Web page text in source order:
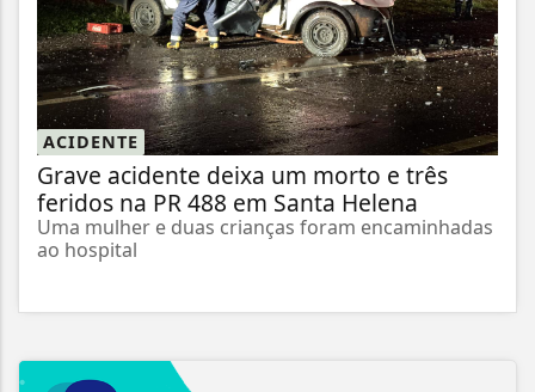
ACIDENTE
Grave acidente deixa um morto e três
feridos na PR 488 em Santa Helena
Uma mulher e duas crianças foram encaminhadas
ao hospital